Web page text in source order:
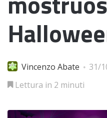
Vincenzo Abate 31/
Lettura in 2 minuti